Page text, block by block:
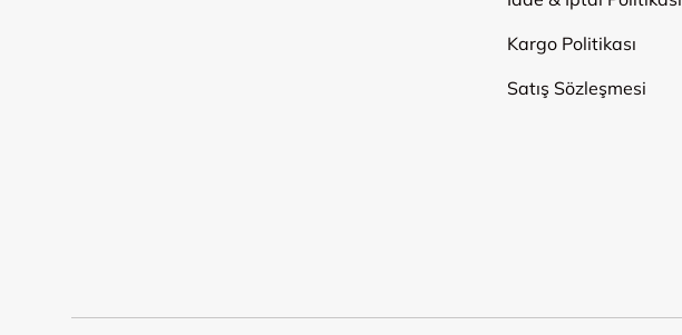
Kargo Politikası
Satış Sözleşmesi